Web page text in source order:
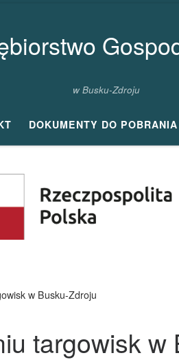
w Busku-Zdroju
DOKUMENTY DO POBRANIA
w Busku-Zdroju
targowisk w